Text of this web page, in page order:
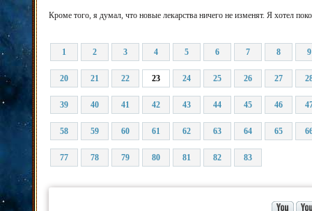
Кроме того, я думал, что новые лекарства ничего не изменят. Я хотел
1 2 3 4 5 6 7 8 9
20 21 22 23 24 25 26 27
39 40 41 42 43 44 45 46
58 59 60 61 62 63 64 65
77 78 79 80 81 82 83